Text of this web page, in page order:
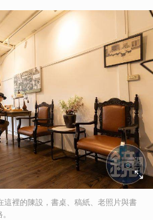
這裡的陳設，書桌、稿紙、老照片與書